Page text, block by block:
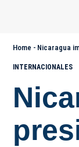
Home - Nicaragua
INTERNACIONALES